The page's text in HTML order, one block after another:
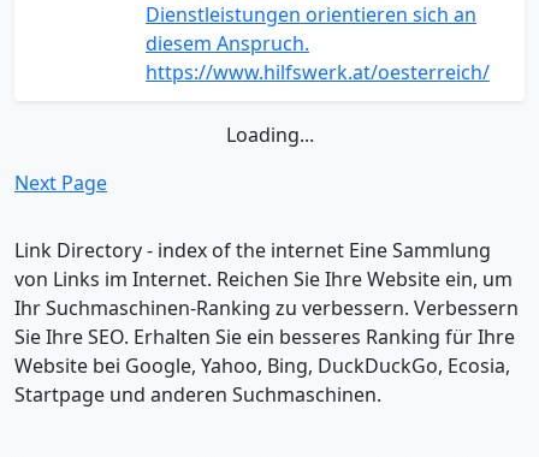
Dienstleistungen orientieren sich an
diesem Anspruch.
https://www.hilfswerk.at/oesterreich/
Loading...
Next Page
Link Directory - index of the internet Eine Sammlung
von Links im Internet. Reichen Sie Ihre Website ein, um
Ihr Suchmaschinen-Ranking zu verbessern. Verbessern
Sie Ihre SEO. Erhalten Sie ein besseres Ranking für Ihre
Website bei Google, Yahoo, Bing, DuckDuckGo, Ecosia,
Startpage und anderen Suchmaschinen.